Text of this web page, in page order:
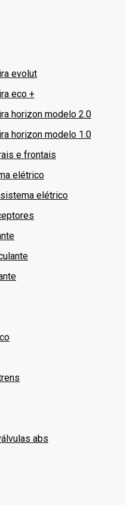
evolut
eco +
horizon modelo 2.0
horizon modelo 1.0
e frontais
elétrico
elétrico
abs